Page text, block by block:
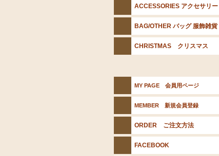
ACCESSORIES アクセサリー
BAG/OTHER バッグ 服飾雑貨
CHRISTMAS クリスマス
MY PAGE 会員用ページ
MEMBER 新規会員登録
ORDER ご注文方法
FACEBOOK